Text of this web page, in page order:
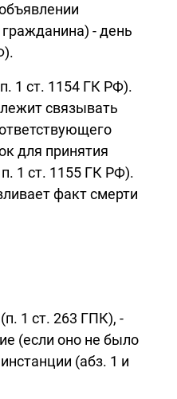
- день
1 ст. 1154 ГК РФ).
связывать
для принятия
1 ст. 1155 ГК РФ).
факт смерти
1 ст. 263 ГПК), -
(если оно не было
(абз. 1 и